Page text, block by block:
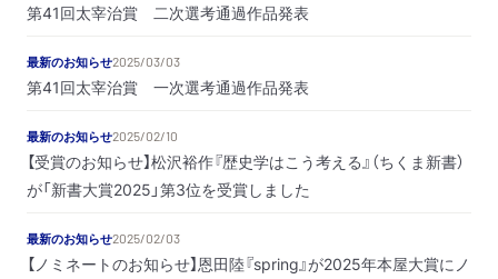
第41回太宰治賞 二次選考通過作品発表
最新のお知らせ2025/03/03
第41回太宰治賞 一次選考通過作品発表
最新のお知らせ2025/02/10
【受賞のお知らせ】松沢裕作『歴史学はこう考える』（ちくま新書）
が「新書大賞2025」第3位を受賞しました
最新のお知らせ2025/02/03
【ノミネートのお知らせ】恩田陸『spring』が2025年本屋大賞にノ